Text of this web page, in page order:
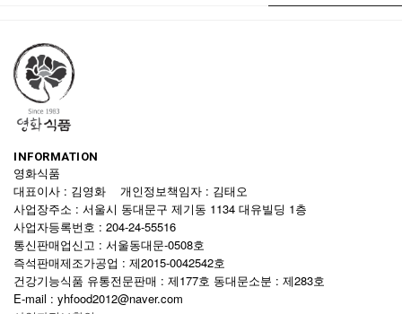
INFORMATION
영화식품
대표이사 : 김영화 개인정보책임자 : 김태오
사업장주소 : 서울시 동대문구 제기동 1134 대유빌딩 1층
사업자등록번호 : 204-24-55516
통신판매업신고 : 서울동대문-0508호
즉석판매제조가공업 : 제2015-0042542호
건강기능식품 유통전문판매 : 제177호 동대문소분 : 제283호
E-mail : yhfood2012@naver.com